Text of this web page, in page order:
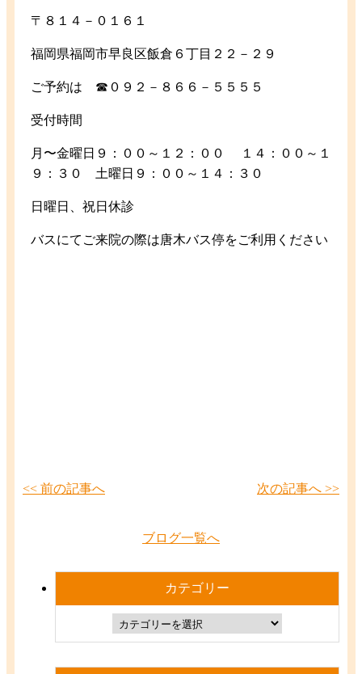
〒８１４－０１６１
福岡県福岡市早良区飯倉６丁目２２－２９
ご予約は ☎０９２－８６６－５５５５
受付時間
月〜金曜日９：００～１２：００ １４：００～１
９：３０ 土曜日９：００～１４：３０
日曜日、祝日休診
バスにてご来院の際は唐木バス停をご利用ください
<< 前の記事へ 次の記事へ >>
ブログ一覧へ
カテゴリー